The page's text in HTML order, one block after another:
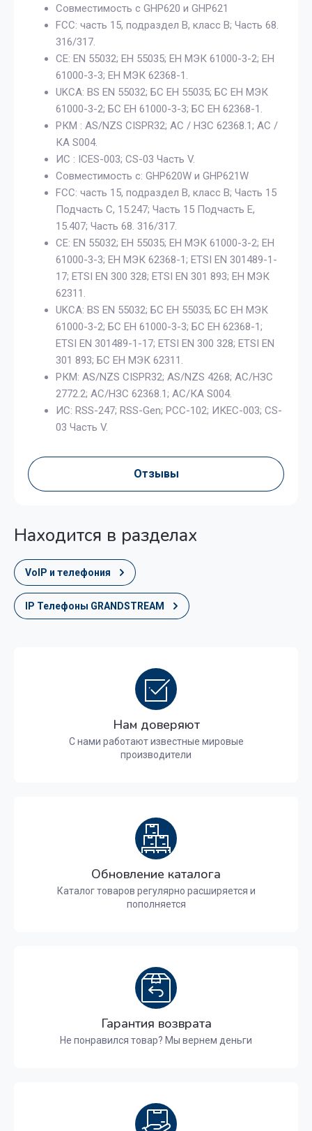
Совместимость с GHP620 и GHP621
FCC: часть 15, подраздел B, класс B; Часть 68.
316/317.
СЕ: EN 55032; ЕН 55035; ЕН МЭК 61000-3-2; ЕН
61000-3-3; ЕН МЭК 62368-1.
UKCA: BS EN 55032; БС ЕН 55035; БС ЕН МЭК
61000-3-2; БС ЕН 61000-3-3; БС ЕН 62368-1.
РКМ : AS/NZS CISPR32; АС / НЗС 62368.1; АС /
КА S004.
ИС : ICES-003; CS-03 Часть V.
Совместимость с: GHP620W и GHP621W
FCC: часть 15, подраздел B, класс B; Часть 15
Подчасть С, 15.247; Часть 15 Подчасть Е,
15.407; Часть 68. 316/317.
СЕ: EN 55032; ЕН 55035; ЕН МЭК 61000-3-2; ЕН
61000-3-3; ЕН МЭК 62368-1; ETSI EN 301489-1-
17; ETSI EN 300 328; ETSI EN 301 893; ЕН МЭК
62311.
UKCA: BS EN 55032; БС ЕН 55035; БС ЕН МЭК
61000-3-2; БС ЕН 61000-3-3; БС ЕН 62368-1;
ETSI EN 301489-1-17; ETSI EN 300 328; ETSI EN
301 893; БС ЕН МЭК 62311.
РКМ: AS/NZS CISPR32; AS/NZS 4268; АС/НЗС
2772.2; АС/НЗС 62368.1; АС/КА S004.
ИС: RSS-247; RSS-Gen; РСС-102; ИКЕС-003; CS-
03 Часть V.
Отзывы
Находится в разделах
VoIP и телефония
IP Телефоны GRANDSTREAM
Нам доверяют
С нами работают известные мировые
производители
Обновление каталога
Каталог товаров регулярно расширяется и
пополняется
Гарантия возврата
Не понравился товар? Мы вернем деньги